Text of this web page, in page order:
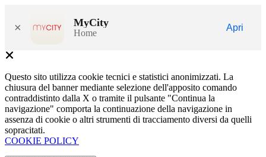
× MyCity
Home
Apri
Questo sito utilizza cookie tecnici e statistici anonimizzati. La
chiusura del banner mediante selezione dell'apposito comando
contraddistinto dalla X o tramite il pulsante "Continua la
navigazione" comporta la continuazione della navigazione in
assenza di cookie o altri strumenti di tracciamento diversi da quelli
sopracitati.
COOKIE POLICY